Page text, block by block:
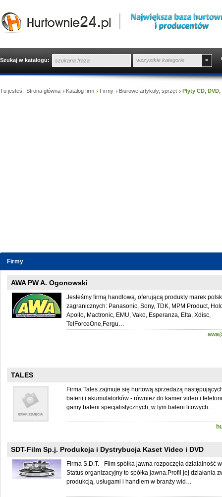
Szukaj w katalogu: wszystkie kategorie
Tu jesteś: Strona główna Katalog firm Firmy Biurowe artykuły, sprzęt Płyty CD,
Firmy
AWA PW A. Ogonowski
Jesteśmy firmą handlową, oferującą produkty marek
zagranicznych: Panasonic, Sony, TDK, MPM Product,
Apollo, Mactronic, EMU, Vako, Esperanza, Elta, Xdisc,
TelForceOne,Fergu…
TALES
Firma Tales zajmuje się hurtową sprzedażą
baterii i akumulatorków - również do kamer video i
gamy baterii specjalistycznych, w tym baterii litowych…
SDT-Film Sp.j. Produkcja i Dystrybucja Kaset Video i DVD
Firma S.D.T. - Film spółka jawna rozpoczęła działalność
Status organizacyjny to spółka jawna.Profil jej działania
produkcją, usługami i handlem w branży wid…